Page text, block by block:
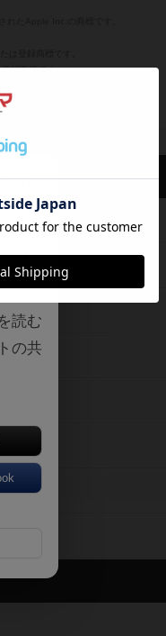
録商標です。
マイボードゲーム
閉じる
録し
？
中！
読む
の共